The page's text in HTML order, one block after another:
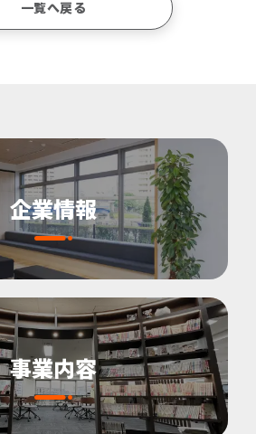
一覧へ戻る
企業情報
事業内容